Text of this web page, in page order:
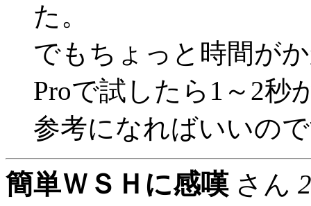
た。
でもちょっと時間が
Proで試したら1～2秒
参考になればいいの
簡単ＷＳＨに感嘆さん